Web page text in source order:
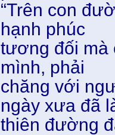
“Trên con
hạnh phúc
tương đối mà
mình, phải
chăng với
ngày xưa đã
thiên đường